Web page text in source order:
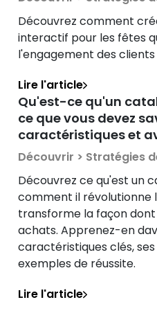
Découvrez comment
interactif pour les fêtes
l'engagement des
Lire l'article
Qu'est-ce qu'un
ce que vous devez
caractéristiques et
Découvrir > Stratégies
Découvrez ce qu'est un
comment il révolutionne
transforme la façon
achats. Apprenez-en
caractéristiques clés,
exemples de réussite.
Lire l'article